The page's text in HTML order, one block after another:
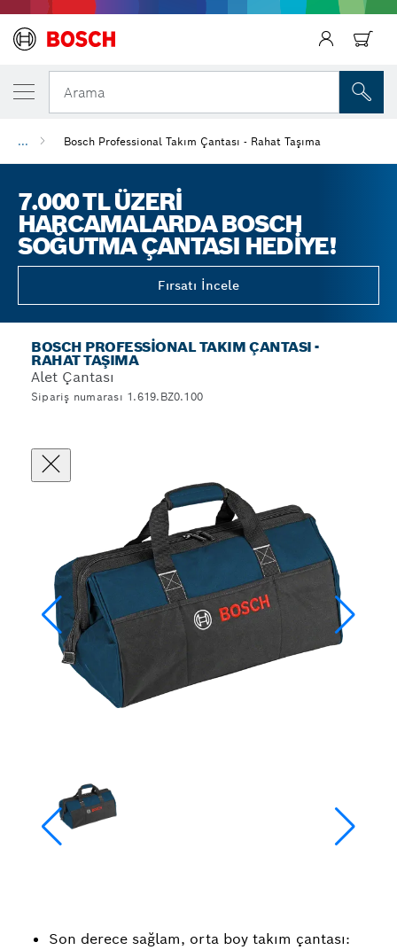
Arama
... Bosch Professional Takım Çantası - Rahat Taşıma
7.000 TL ÜZERI
HARCAMALARDA BOSCH
SOĞUTMA ÇANTASI HEDIYE!
Fırsatı İncele
BOSCH PROFESSIONAL TAKIM ÇANTASI -
RAHAT TAŞIMA
Alet Çantası
Sipariş numarası 1.619.BZ0.100
Son derece sağlam, orta boy takım çantası: